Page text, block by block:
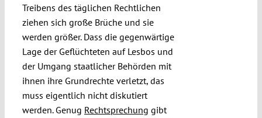
Treibens des täglichen Rechtlichen
ziehen sich große Brüche und sie
werden größer. Dass die gegenwärtige
Lage der Geflüchteten auf Lesbos und
der Umgang staatlicher Behörden mit
ihnen ihre Grundrechte verletzt, das
muss eigentlich nicht diskutiert
werden. Genug Rechtsprechung gibt